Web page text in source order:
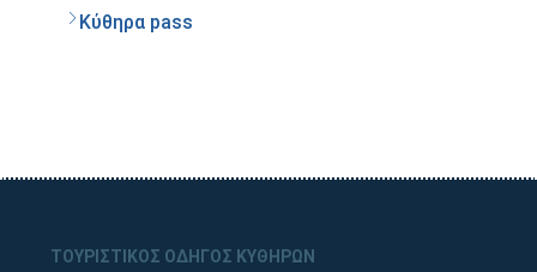
Κύθηρα pass
ΤΟΥΡΙΣΤΙΚΟΣ ΟΔΗΓΟΣ ΚΥΘΗΡΩΝ